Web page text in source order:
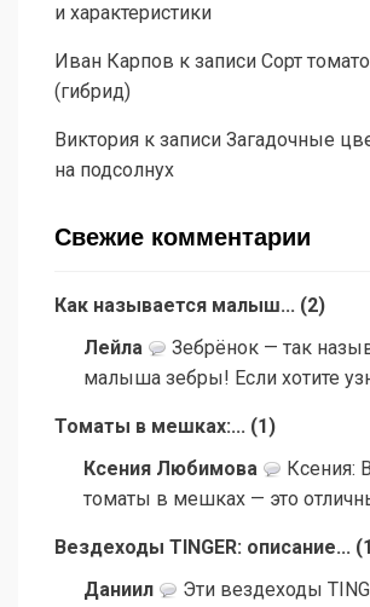
и характеристики
Иван Карпов к записи Сорт
(гибрид)
Виктория к записи Загадочные
на подсолнух
Свежие комментарии
Как называется малыш... (2)
Лейла
Зебрёнок — так
малыша зебры! Если хотите
Томаты в мешках:... (1 )
Ксения Любимова
Ксения:
томаты в мешках — это
Вездеходы TINGER: описание... (1
Даниил
Эти вездеходы